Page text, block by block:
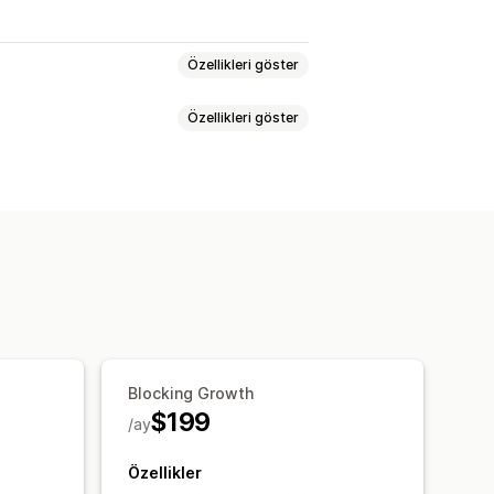
Özellikleri göster
Özellikleri göster
Blocking Growth
$199
/ay
Özellikler